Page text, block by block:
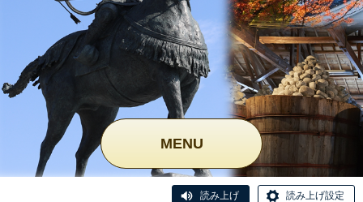
MENU
読み上げ 読み上げ設定